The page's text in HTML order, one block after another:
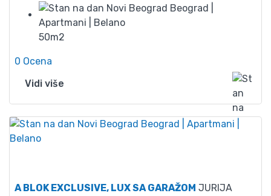
50m2
0 Ocena
Vidi više
A BLOK EXCLUSIVE, LUX SA GARAŽOM JURIJA